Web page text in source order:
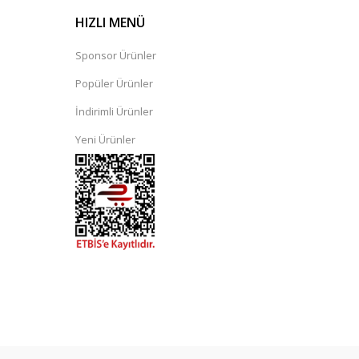
HIZLI MENÜ
Sponsor Ürünler
Popüler Ürünler
İndirimli Ürünler
Yeni Ürünler